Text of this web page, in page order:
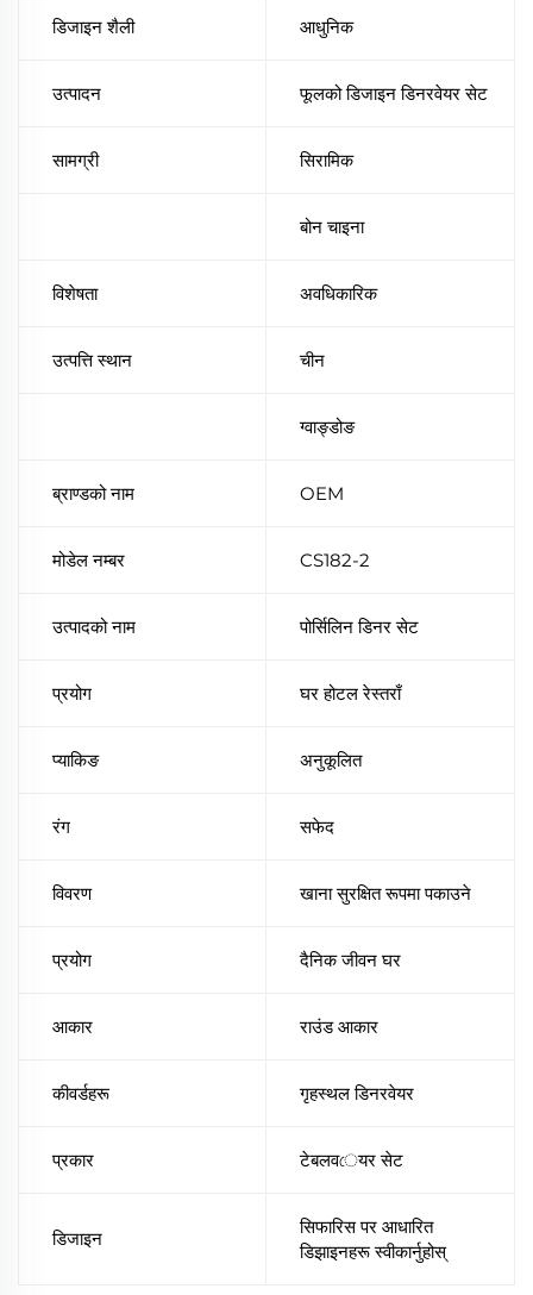
डिजाइन शैली आधुनिक
उत्पादन फूलको डिजाइन डिनरवेयर सेट
सामग्री सिरामिक
बोन चाइना
विशेषता अवधिकारिक
उत्पत्ति स्थान चीन
ग्वाङ्डोङ
ब्राण्डको नाम OEM
मोडेल नम्बर CS182-2
उत्पादको नाम पोर्सिलिन डिनर सेट
प्रयोग घर होटल रेस्तराँ
प्याकिङ अनुकूलित
रंग सफेद
विवरण खाना सुरक्षित रूपमा पकाउने
प्रयोग दैनिक जीवन घर
आकार राउंड आकार
कीवर्डहरू गृहस्थल डिनरवेयर
प्रकार टेबलवেयर सेट
डिजाइन
सिफारिस पर आधारित
डिझाइनहरू स्वीकार्नुहोस्